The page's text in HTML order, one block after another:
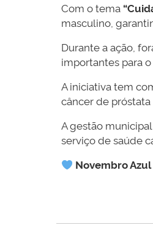
Com o tema
masculino,
Durante a ação,
importantes para
A iniciativa tem
câncer de
A gestão
serviço de saúde
Novembro